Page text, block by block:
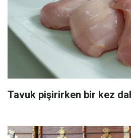
Tavuk pişirirken bir kez